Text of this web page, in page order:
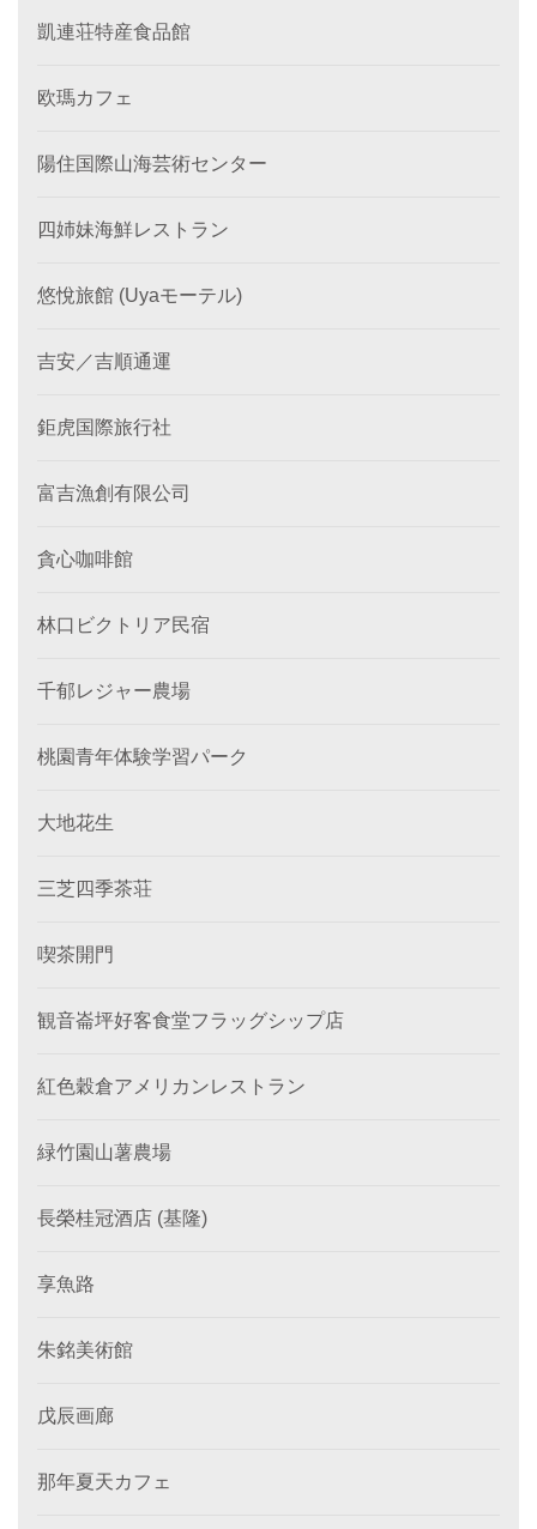
凱連荘特産食品館
欧瑪カフェ
陽住国際山海芸術センター
四姉妹海鮮レストラン
悠悅旅館 (Uyaモーテル)
吉安／吉順通運
鉅虎国際旅行社
富吉漁創有限公司
貪心咖啡館
林口ビクトリア民宿
千郁レジャー農場
桃園青年体験学習パーク
大地花生
三芝四季茶荘
喫茶開門
観音崙坪好客食堂フラッグシップ店
紅色穀倉アメリカンレストラン
緑竹園山薯農場
長榮桂冠酒店 (基隆)
享魚路
朱銘美術館
戊辰画廊
那年夏天カフェ